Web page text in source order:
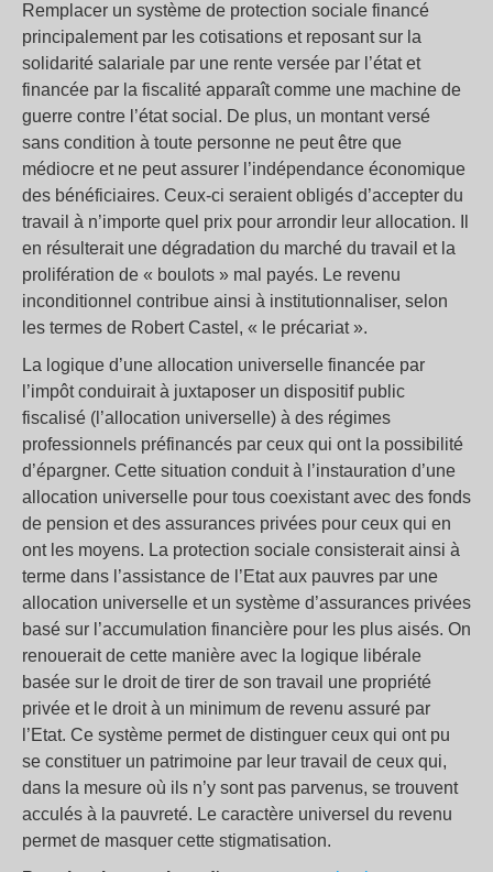
Remplacer un système de protection sociale financé
principalement par les cotisations et reposant sur la
solidarité salariale par une rente versée par l’état et
financée par la fiscalité apparaît comme une machine de
guerre contre l’état social. De plus, un montant versé
sans condition à toute personne ne peut être que
médiocre et ne peut assurer l’indépendance économique
des bénéficiaires. Ceux-ci seraient obligés d’accepter du
travail à n’importe quel prix pour arrondir leur allocation. Il
en résulterait une dégradation du marché du travail et la
prolifération de « boulots » mal payés. Le revenu
inconditionnel contribue ainsi à institutionnaliser, selon
les termes de Robert Castel, « le précariat ».
La logique d’une allocation universelle financée par
l’impôt conduirait à juxtaposer un dispositif public
fiscalisé (l’allocation universelle) à des régimes
professionnels préfinancés par ceux qui ont la possibilité
d’épargner. Cette situation conduit à l’instauration d’une
allocation universelle pour tous coexistant avec des fonds
de pension et des assurances privées pour ceux qui en
ont les moyens. La protection sociale consisterait ainsi à
terme dans l’assistance de l’Etat aux pauvres par une
allocation universelle et un système d’assurances privées
basé sur l’accumulation financière pour les plus aisés. On
renouerait de cette manière avec la logique libérale
basée sur le droit de tirer de son travail une propriété
privée et le droit à un minimum de revenu assuré par
l’Etat. Ce système permet de distinguer ceux qui ont pu
se constituer un patrimoine par leur travail de ceux qui,
dans la mesure où ils n’y sont pas parvenus, se trouvent
acculés à la pauvreté. Le caractère universel du revenu
permet de masquer cette stigmatisation.